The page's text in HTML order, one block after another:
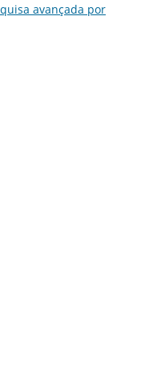
avançada por